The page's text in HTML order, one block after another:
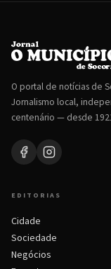
O portal de notícias de
Jornalismo local,
centenário — desde
EDITORIAS
Cidade
Sociedade
Negócios